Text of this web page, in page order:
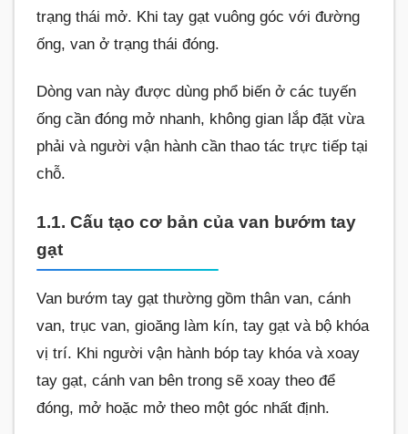
trạng thái mở. Khi tay gạt vuông góc với đường
ống, van ở trạng thái đóng.
Dòng van này được dùng phổ biến ở các tuyến
ống cần đóng mở nhanh, không gian lắp đặt vừa
phải và người vận hành cần thao tác trực tiếp tại
chỗ.
1.1. Cấu tạo cơ bản của van bướm tay
gạt
Van bướm tay gạt thường gồm thân van, cánh
van, trục van, gioăng làm kín, tay gạt và bộ khóa
vị trí. Khi người vận hành bóp tay khóa và xoay
tay gạt, cánh van bên trong sẽ xoay theo để
đóng, mở hoặc mở theo một góc nhất định.